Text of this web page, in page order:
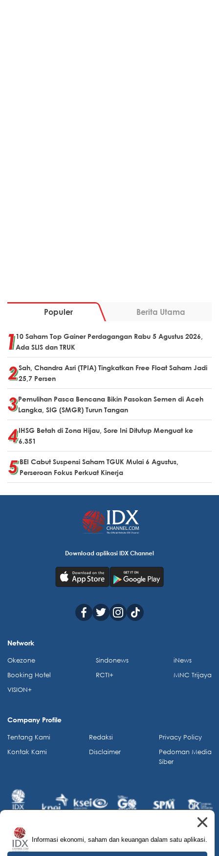
Populer Berita Utama
10 Saham Top Gainer Perdagangan Rabu 5 Agustus 2026,
Ada SLIS dan TRUK
Sah, Chandra Asri (TPIA) Tingkatkan Free Float Saham Jadi
25,7 Persen
Pemulihan Pasca Bencana Bikin Pasokan Semen di Aceh
Langka, SIG (SMGR) Turun Tangan
IHSG Betah di Zona Hijau, Sore Ini Ditutup Menguat ke
6.351
BEI Cabut Suspensi Saham TGUK Mulai 6 Agustus,
Perseroan Fokus Perkuat Kinerja
Informasi ekonomi, saham dan keuangan dalam satu aplikasi.
Download aplikasi IDX Channel
Network
Okezone
Booking Hotel
VISION+
Sindonews
RCTI+
iNews
MNC Trijaya
Company Profile
Tentang Kami
Kontak Kami
Redaksi
Disclaimer
Privacy Policy
Pedoman Media
Siber
© 2026 IDX Channel. All Rights Reserved.